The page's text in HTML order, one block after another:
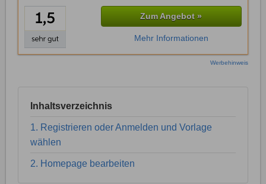
Zum Angebot »
Mehr Informationen
Werbehinweis
Inhaltsverzeichnis
1. Registrieren oder Anmelden und Vorlage
wählen
2. Homepage bearbeiten